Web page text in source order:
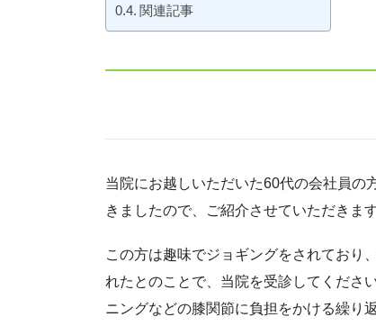
関連記事
当院にお越しいただいた60代の会社員の
きましたので、ご紹介させていただきます
この方は趣味でジョギングをされており
れたとのことで、当院を受診してくださ
ニングなどの膝関節に負担をかける繰り